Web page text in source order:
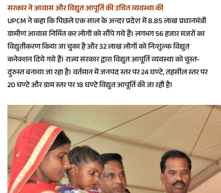
सरकार ने आवास और विद्युत आपूर्ति की उचित व्यवस्था की
UPCM ने कहा कि पिछले एक साल के अन्दर प्रदेश में 8.85 लाख प्रधानमंत्री
ग्रामीण आवास निर्मित कर लोगों को सौंपे गये हैं। लगभग 56 हजार मजरों का
विद्युतीकरण किया जा चुका है और 32 लाख लोगों को निःशुल्क विद्युत
कनेक्शन दिये गये हैं। राज्य सरकार द्वारा विद्युत आपूर्ति व्यवस्था को चुस्त-
दुरुस्त बनाया जा रहा है। वर्तमान में जनपद स्तर पर 24 घण्टे, तहसील स्तर पर
20 घण्टे और ग्राम स्तर पर 18 घण्टे विद्युत आपूर्ति की जा रही है।